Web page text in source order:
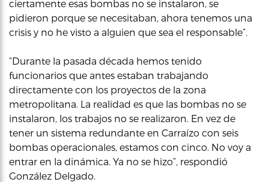
ciertamente esas bombas no se instalaron, se
pidieron porque se necesitaban, ahora tenemos una
crisis y no he visto a alguien que sea el responsable”.
“Durante la pasada década hemos tenido
funcionarios que antes estaban trabajando
directamente con los proyectos de la zona
metropolitana. La realidad es que las bombas no se
instalaron, los trabajos no se realizaron. En vez de
tener un sistema redundante en Carraízo con seis
bombas operacionales, estamos con cinco. No voy a
entrar en la dinámica. Ya no se hizo”, respondió
González Delgado.